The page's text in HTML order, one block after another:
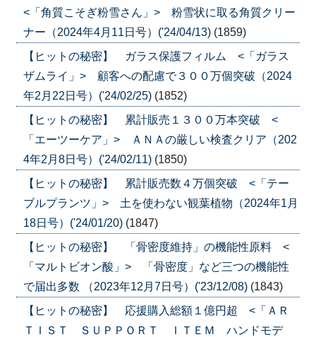
<「角質こそぎ粉雪さん」> 粉雪状に取る角質クリー
ナー（2024年4月11日号）('24/04/13) (1859)
【ヒットの秘密】 ガラス保護フィルム <「ガラス
ザムライ」> 顧客への配慮で３００万個突破（2024
年2月22日号）('24/02/25) (1852)
【ヒットの秘密】 累計販売１３００万本突破 <
「エーツーケア」> ＡＮＡの厳しい検査クリア（202
4年2月8日号）('24/02/11) (1850)
【ヒットの秘密】 累計販売数４万個突破 <「テー
ブルプランツ」> 土を使わない観葉植物（2024年1月
18日号）('24/01/20) (1847)
【ヒットの秘密】 「骨密度維持」の機能性原料 <
「マルトビオン酸」> 「骨密度」など三つの機能性
で届出多数 （2023年12月7日号）('23/12/08) (1843)
【ヒットの秘密】 応援購入総額１億円超 <「ＡＲ
ＴＩＳＴ ＳＵＰＰＯＲＴ ＩＴＥＭ ハンドモデ